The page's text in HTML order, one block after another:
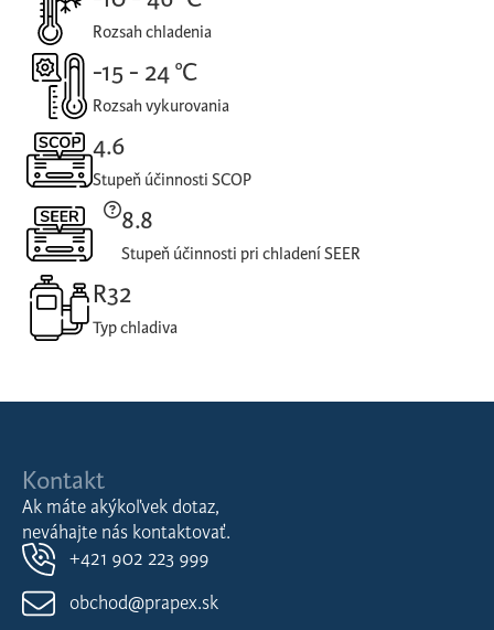
Rozsah chladenia
-15 - 24 °C
Rozsah vykurovania
4.6
Stupeň účinnosti SCOP
8.8
Stupeň účinnosti pri chladení SEER
R32
Typ chladiva
Kontakt
Ak máte akýkoľvek dotaz,
neváhajte nás kontaktovať.
+421 902 223 999
obchod@prapex.sk